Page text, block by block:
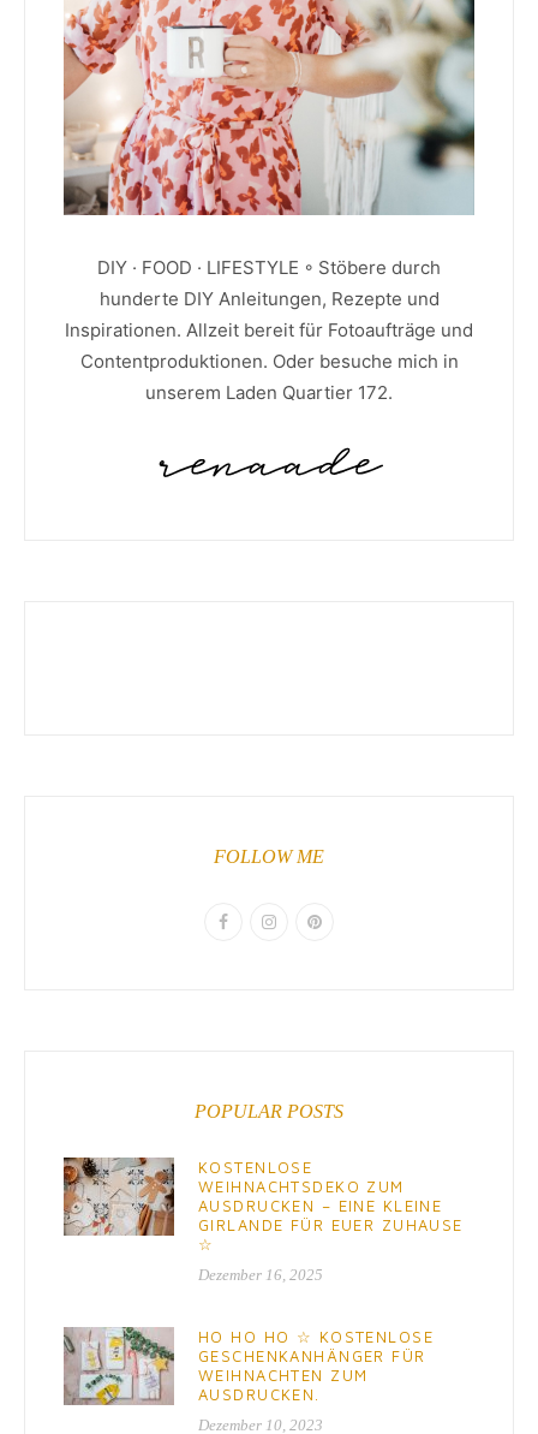
DIY · FOOD · LIFESTYLE ◦ Stöbere durch
hunderte DIY Anleitungen, Rezepte und
Inspirationen. Allzeit bereit für Fotoaufträge und
Contentproduktionen. Oder besuche mich in
unserem Laden Quartier 172.
FOLLOW ME
POPULAR POSTS
KOSTENLOSE
WEIHNACHTSDEKO ZUM
AUSDRUCKEN – EINE KLEINE
GIRLANDE FÜR EUER ZUHAUSE
☆
Dezember 16, 2025
HO HO HO ☆ KOSTENLOSE
GESCHENKANHÄNGER FÜR
WEIHNACHTEN ZUM
AUSDRUCKEN.
Dezember 10, 2023